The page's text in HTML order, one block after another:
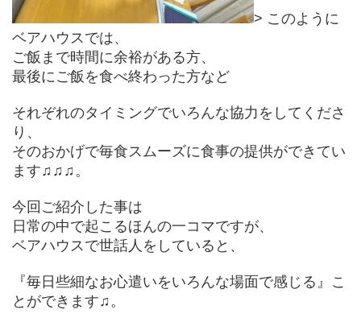
> このように
ベアハウスでは、
ご飯まで時間に余裕がある方、
最後にご飯を食べ終わった方など
それぞれのタイミングでいろんな協力をしてくださ
り、
そのおかげで毎食スムーズに食事の提供ができてい
ます♫♫♫。
今回ご紹介した事は
日常の中で起こるほんの一コマですが、
ベアハウスで世話人をしていると、
『毎日些細なお心遣いをいろんな場面で感じる』こ
とができます♫。